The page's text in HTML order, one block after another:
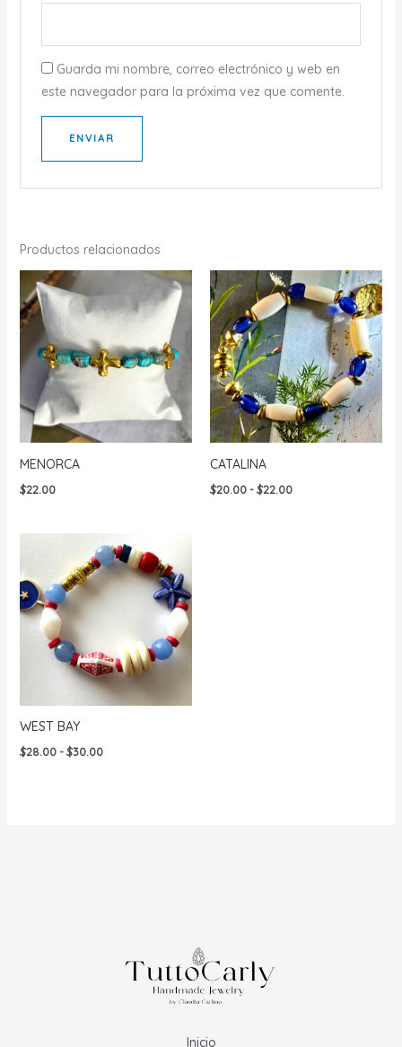
Guarda mi nombre, correo electrónico y web en
este navegador para la próxima vez que comente.
Productos relacionados
MENORCA
$22.00
CATALINA
$20.00-$22.00Rango
WEST BAY
$28.00 - $30.00Rango
Inicio